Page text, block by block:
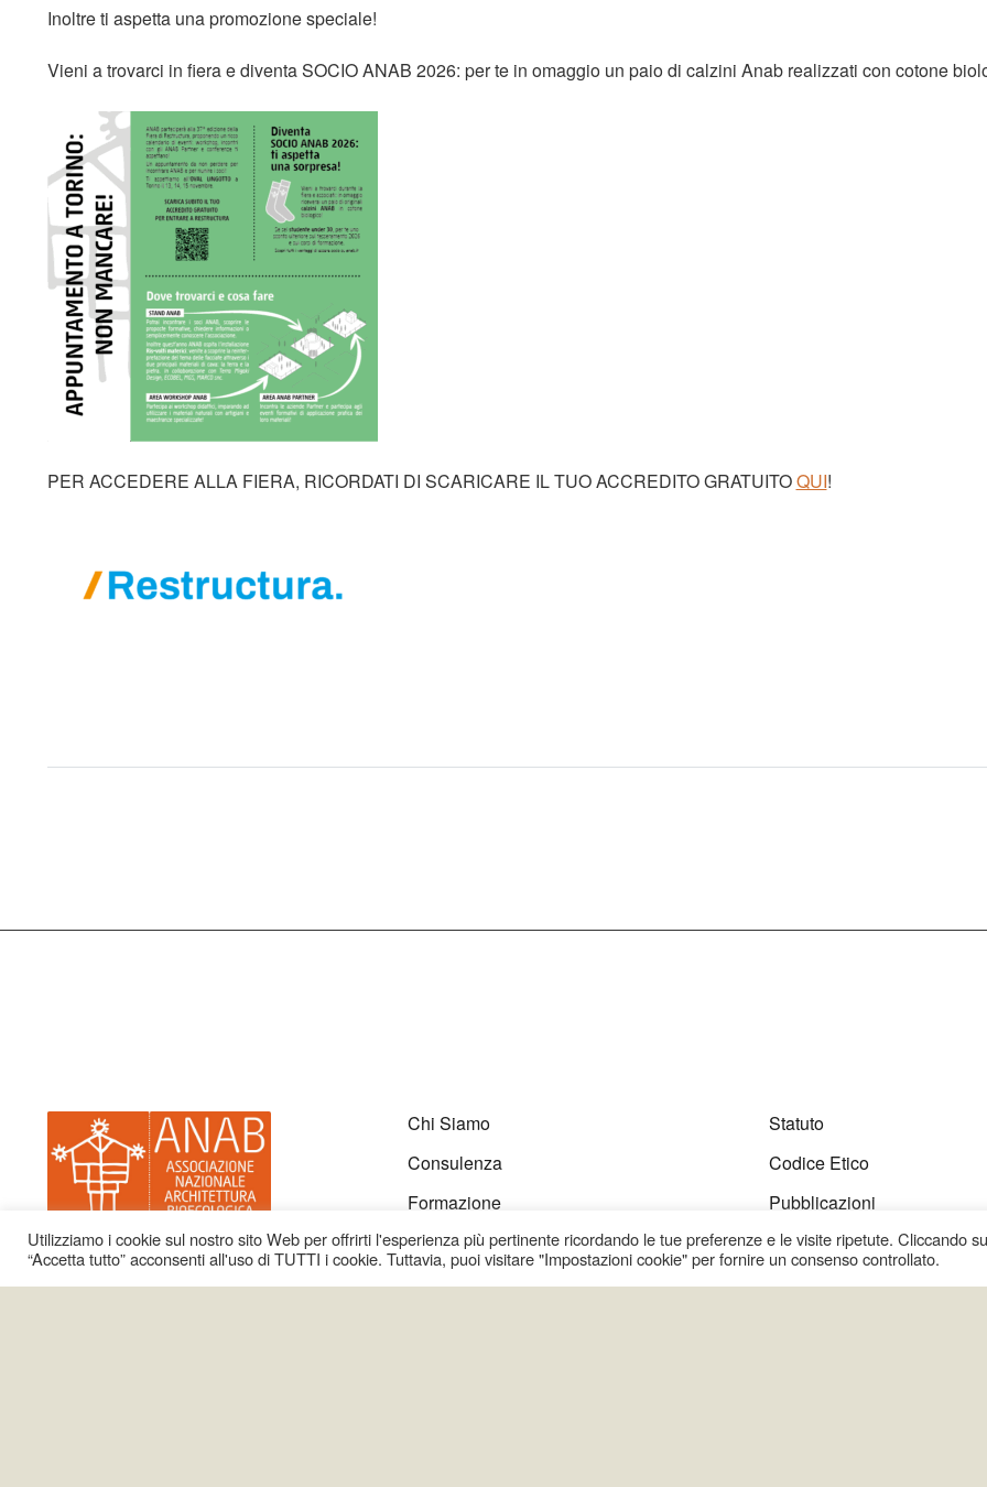
Inoltre ti aspetta unapromozione speciale!
Vieni a trovarci in fiera e diventaSOCIO ANAB 2026: per te in omaggio un paio di calzini Anabrealizzati con cotone
PER ACCEDERE ALLA FIERA, RICORDATI DI SCARICARE IL TUO ACCREDITO GRATUITOQUI!
Chi Siamo
Consulenza
Formazione
Certificazione
News & Eventi
Statuto
Codice Etico
Pubblicazioni
Tecnici e Consulenti Bioedili
Spazio soci
Utilizziamo i cookie sul nostro sito Web per offrirti l'esperienza più pertinente ricordando le tue preferenze e le visite ripetute. Cliccando su
“Accetta tutto” acconsenti all'uso di TUTTI i cookie. Tuttavia, puoi visitare "Impostazioni cookie" per fornire un consenso controllato.